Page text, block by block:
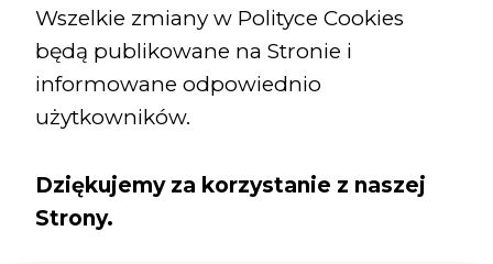
Wszelkie zmiany w Polityce Cookies
będą publikowane na Stronie i
informowane odpowiednio
użytkowników.
Dziękujemy za korzystanie z naszej
Strony.